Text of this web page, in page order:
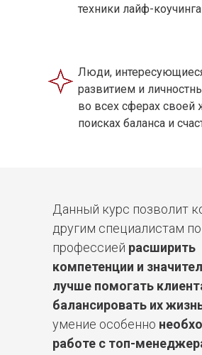
техники лайф-коучинга
Люди,
развитием и
во всех сферах своей
поисках баланса и
Данный курс позволит
другим специалистам
профессией расширить
компетенции и
лучше помогать
балансировать их
умение особенно
работе с топ-